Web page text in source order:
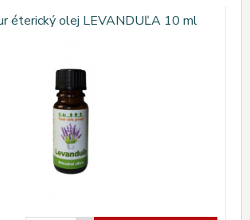
éterický olej LEVANDUĽA 10 ml